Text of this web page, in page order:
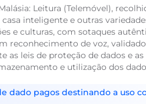
Leitura (Telemóvel),
casa inteligente e outras
e culturas, com sotaques
reconhecimento de voz,
as leis de proteção de dados e
e utilização dos
dado pagos destinando a uso